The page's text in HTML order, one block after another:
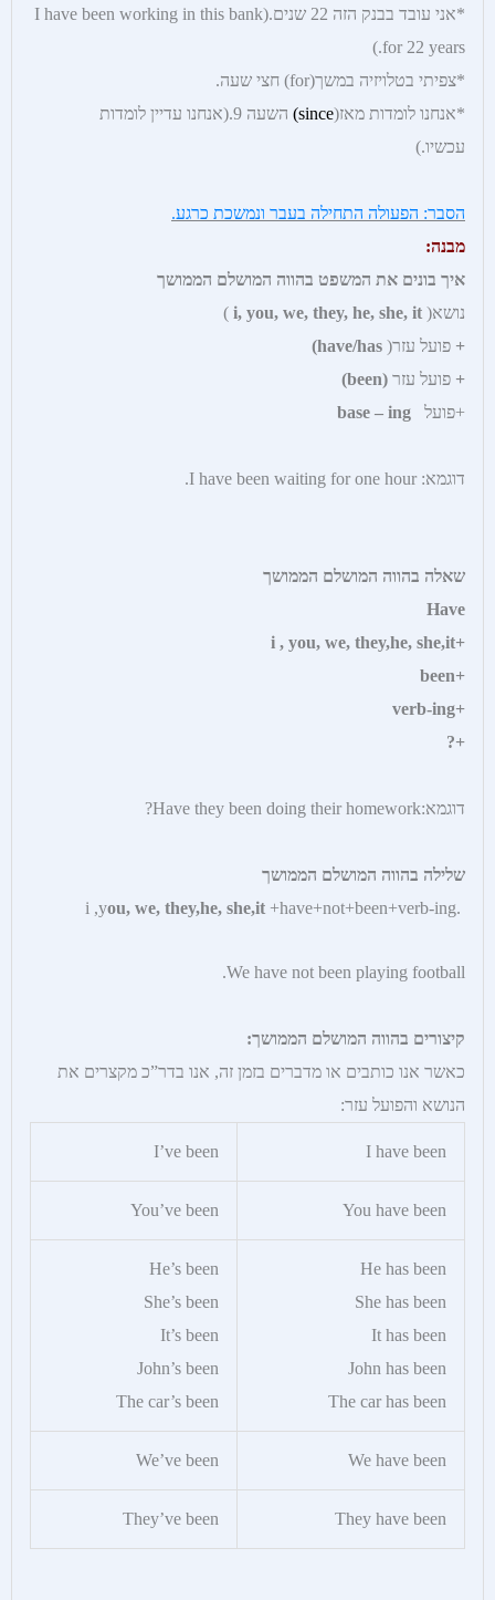
*אני עובד בבנק הזה 22 שנים.(I have been working in this bank
for 22 years.)
*צפיתי בטלויזיה במשך(for) חצי שעה.
*אנחנו לומדות מאז(
since)
השעה 9.(אנחנו עדיין לומדות
עכשיו.)
הסבר: הפעולה התחילה בעבר ונמשכת כרגע.
מבנה:
איך בונים את המשפט בהווה המושלם הממושך
נושא(
)
+ פועל עזר(
+ פועל עזר (been)
+פועל
דוגמא: I have been waiting for one hour.
שאלה בהווה המושלם הממושך
Have
+i , you, we, they,he, she,it
+been
+verb-ing
+?
דוגמא:Have they been doing their homework?
שלילה בהווה המושלם הממושך
.i ,y
ou, we, they,he, she,it +have+not+been+verb-ing
We have not been playing football.
קיצורים בהווה המושלם הממושך:
כאשר אנו כותבים או מדברים בזמן זה, אנו בדר”כ מקצרים את
הנושא והפועל עזר:
I have been
I’ve been
You have been
You’ve been
He has been
She has been
It has been
John has been
The car has been
He’s been
She’s been
It’s been
John’s been
The car’s been
We have been
We’ve been
They have been
They’ve been